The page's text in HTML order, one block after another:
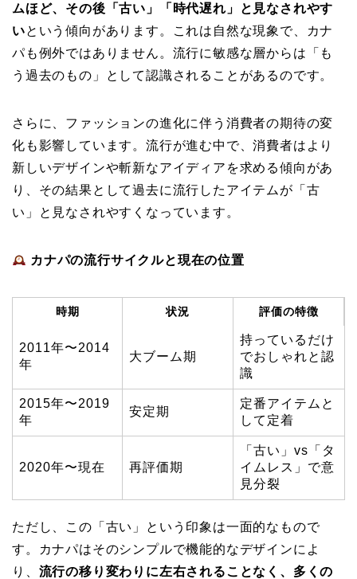
ムほど、その後「古い」「時代遅れ」と見なされやす
いという傾向があります。これは自然な現象で、カナ
パも例外ではありません。流行に敏感な層からは「も
う過去のもの」として認識されることがあるのです。
さらに、ファッションの進化に伴う消費者の期待の変
化も影響しています。流行が進む中で、消費者はより
新しいデザインや斬新なアイディアを求める傾向があ
り、その結果として過去に流行したアイテムが「古
い」と見なされやすくなっています。
カナパの流行サイクルと現在の位置
時期 状況 評価の特徴
2011年〜2014
年
大ブーム期
持っているだけ
でおしゃれと認
識
2015年〜2019
年
安定期
定番アイテムと
して定着
2020年〜現在 再評価期
「古い」vs「タ
イムレス」で意
見分裂
ただし、この「古い」という印象は一面的なもので
す。カナパはそのシンプルで機能的なデザインによ
り、 流行の移り変わりに左右されることなく、多くの